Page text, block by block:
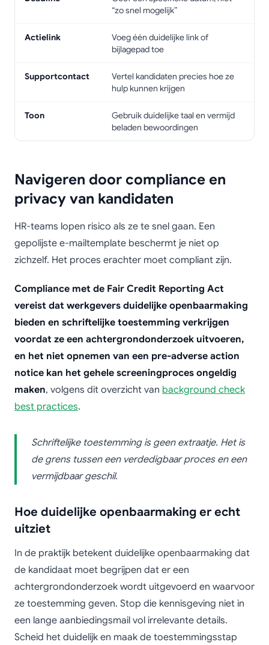
“zo snel mogelijk”
Actielink
Voeg één duidelijke link of
bijlagepad toe
Supportcontact
Vertel kandidaten precies hoe ze
hulp kunnen krijgen
Toon
Gebruik duidelijke taal en vermijd
beladen bewoordingen
Navigeren door compliance en
privacy van kandidaten
HR-teams lopen risico als ze te snel gaan. Een
gepolijste e-mailtemplate beschermt je niet op
zichzelf. Het proces erachter moet compliant zijn.
Compliance met de Fair Credit Reporting Act
vereist dat werkgevers duidelijke openbaarmaking
bieden en schriftelijke toestemming verkrijgen
voordat ze een achtergrondonderzoek uitvoeren,
en het niet opnemen van een pre-adverse action
notice kan het gehele screeningproces ongeldig
maken, volgens dit overzicht van background check
best practices.
Schriftelijke toestemming is geen extraatje. Het is
de grens tussen een verdedigbaar proces en een
vermijdbaar geschil.
Hoe duidelijke openbaarmaking er echt
uitziet
In de praktijk betekent duidelijke openbaarmaking dat
de kandidaat moet begrijpen dat er een
achtergrondonderzoek wordt uitgevoerd en waarvoor
ze toestemming geven. Stop die kennisgeving niet in
een lange aanbiedingsmail vol irrelevante details.
Scheid het duidelijk en maak de toestemmingsstap